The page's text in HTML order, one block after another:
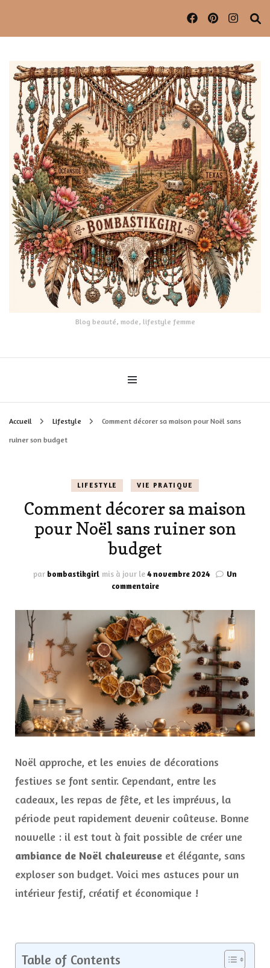
Blog beauté, mode, lifestyle femme
Accueil Lifestyle Comment décorer sa maison pour Noël sans
ruiner son budget
LIFESTYLE VIE PRATIQUE
Comment décorer sa maison
pour Noël sans ruiner son
budget
par bombastikgirl mis à jour le4 novembre 2024
Un
commentairesur
décorer
sa
maison
pour
Noël
sans
ruiner
son
budget
Noël approche, et les envies de décorations
festives se font sentir. Cependant, entre les
cadeaux, les repas de fête, et les imprévus, la
période peut rapidement devenir coûteuse. Bonne
nouvelle : il est tout à fait possible de créer une
ambiance de Noël chaleureuse et élégante, sans
exploser son budget. Voici mes astuces pour un
intérieur festif, créatif et économique !
Table of Contents